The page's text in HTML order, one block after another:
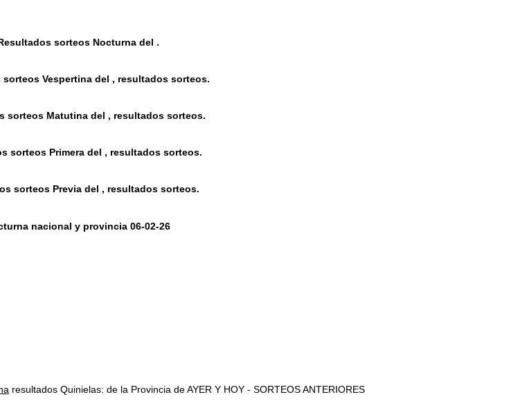
sorteos Nocturna del .
sorteos Vespertina del , resultados sorteos.
sorteos Matutina del , resultados sorteos.
sorteos Primera del , resultados sorteos.
sorteos Previa del , resultados sorteos.
nacional y provincia 06-02-26
resultados Quinielas: de la Provincia de AYER Y HOY - SORTEOS ANTERIORES